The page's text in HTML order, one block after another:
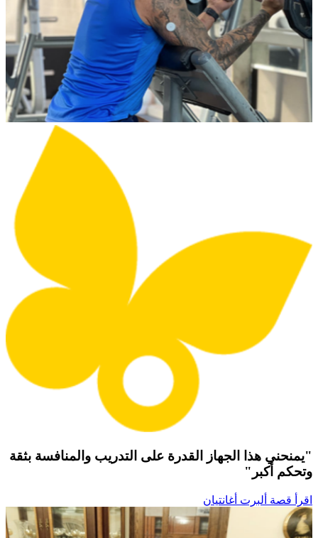
"يمنحني هذا الجهاز القدرة على التدريب والمنافسة بثقة
وتحكم أكبر"
اقرأ قصة ألبرت أغانتيان